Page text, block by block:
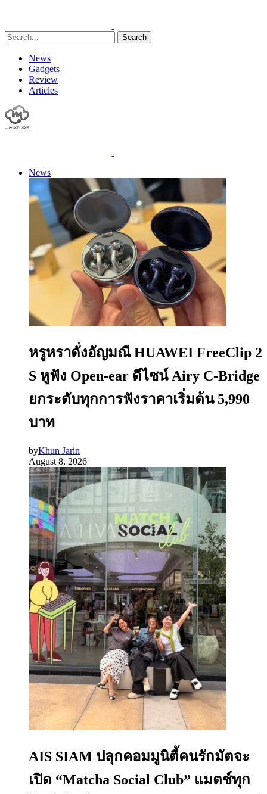
Search
News
Gadgets
Review
Articles
News
หรูหราดั่งอัญมณี HUAWEI FreeClip 2
S หูฟัง Open-ear ดีไซน์ Airy C-Bridge
ยกระดับทุกการฟังราคาเริ่มต้น 5,990
บาท
byKhun Jarin
August 8, 2026
AIS SIAM ปลุกคอมมูนิตี้คนรักมัตจะ
เปิด “Matcha Social Club” แมตช์ทุก